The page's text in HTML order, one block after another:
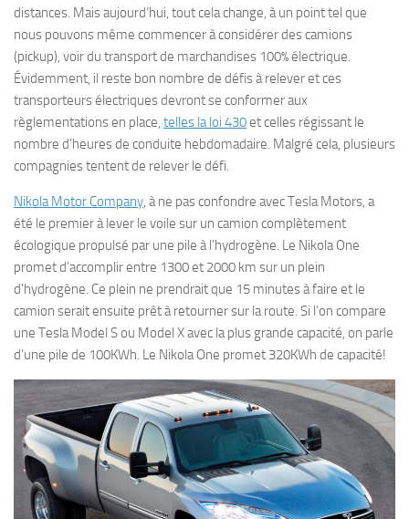
distances. Mais aujourd’hui, tout cela change, à un point tel que
nous pouvons même commencer à considérer des camions
(pickup), voir du transport de marchandises 100% électrique.
Évidemment, il reste bon nombre de défis à relever et ces
transporteurs électriques devront se conformer aux
règlementations en place, telles la loi 430et celles régissant le
nombre d’heures de conduite hebdomadaire. Malgré cela, plusieurs
compagnies tentent de relever le défi.
Nikola Motor Company, à ne pas confondre avec Tesla Motors, a
été le premier à lever le voile sur un camion complètement
écologique propulsé par une pile à l’hydrogène. Le Nikola One
promet d’accomplir entre 1300 et 2000 km sur un plein
d’hydrogène. Ce plein ne prendrait que 15 minutes à faire et le
camion serait ensuite prêt à retourner sur la route. Si l’on compare
une Tesla Model S ou Model X avec la plus grande capacité, on parle
d’une pile de 100KWh. Le Nikola One promet 320KWh de capacité!